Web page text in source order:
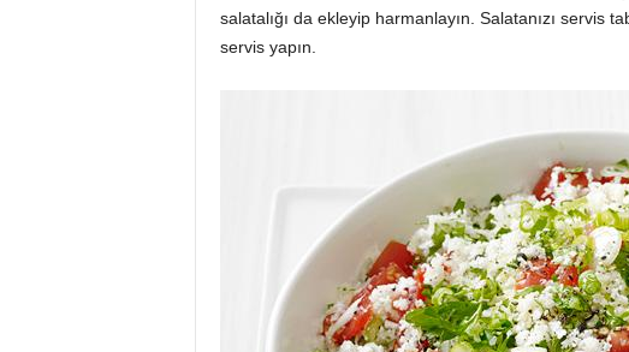
salatalığı da ekleyip harmanlayın. Salatanızı servis
servis yapın.